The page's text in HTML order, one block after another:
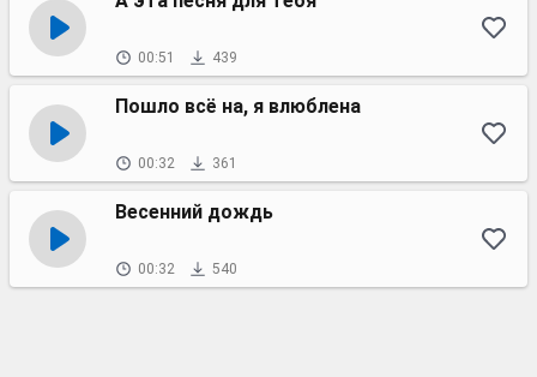
00:51 439
Пошло всё на, я влюблена
00:32 361
Весенний дождь
00:32 540